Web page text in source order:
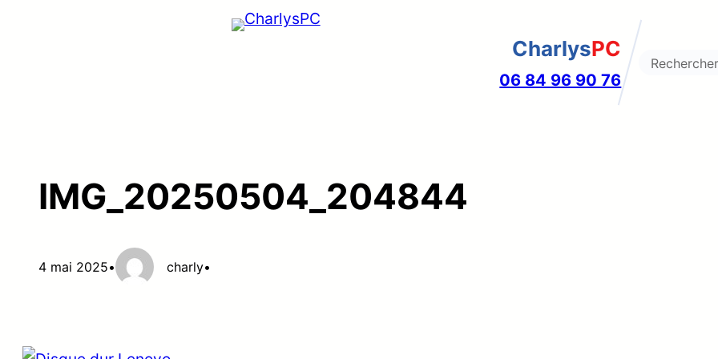
CharlysPC
06 84 96 90 76
Search
IMG_20250504_204844
4 mai 2025• charly•